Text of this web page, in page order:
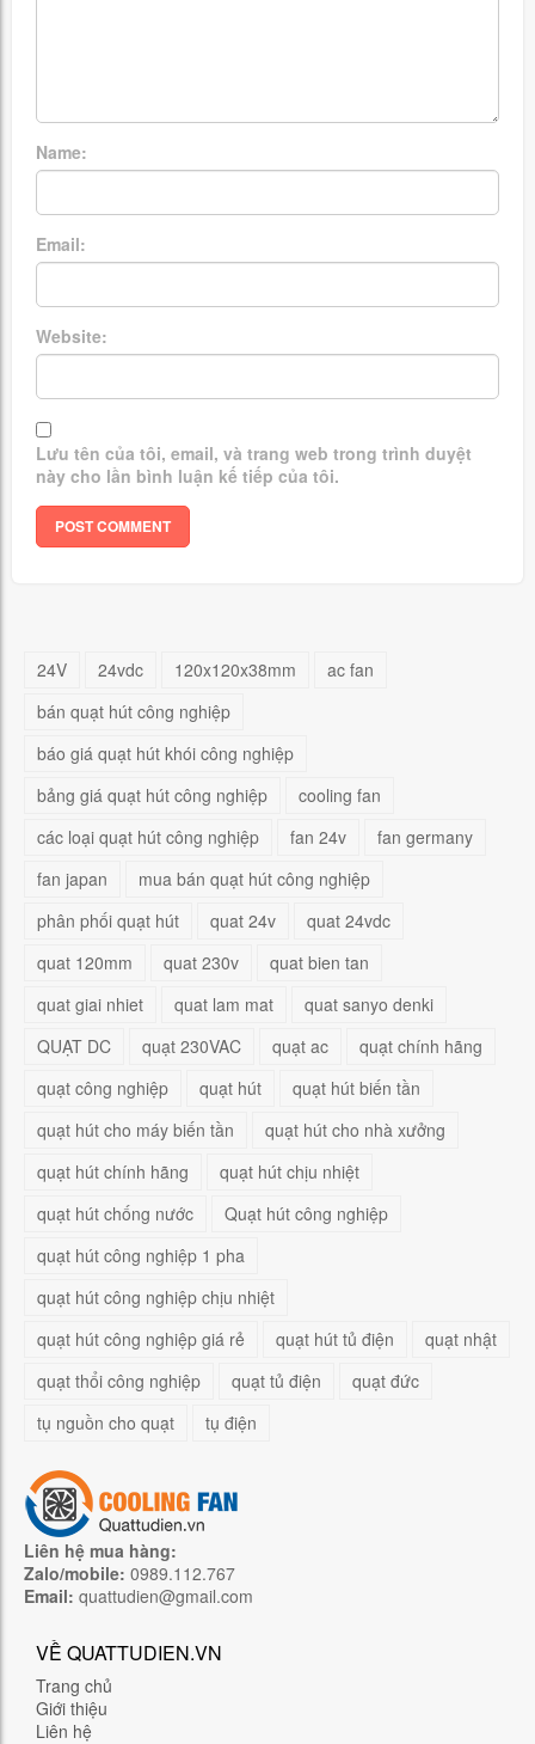
Name:
Email:
Website:
Lưu tên của tôi, email, và trang web trong trình duyệt
này cho lần bình luận kế tiếp của tôi.
24V 24vdc 120x120x38mm
ac fan
bán quạt hút công nghiệp
báo giá quạt hút khói công nghiệp
bảng giá quạt hút công nghiệp
cooling fan
các loại quạt hút công nghiệp
fan 24v
fan germany
fan japan
mua bán quạt hút công nghiệp
phân phối quạt hút
quat 24v
quat 24vdc
quat 120mm
quat 230v
quat bien tan
quat giai nhiet
quat lam mat
quat sanyo denki
QUẠT DC
quạt 230VAC quạt ac
quạt chính hãng
quạt công nghiệp
quạt hút
quạt hút biến tần
quạt hút cho máy biến tần
quạt hút cho nhà xưởng
quạt hút chính hãng
quạt hút chịu nhiệt
quạt hút chống nước
Quạt hút công nghiệp
quạt hút công nghiệp 1 pha
quạt hút công nghiệp chịu nhiệt
quạt hút công nghiệp giá rẻ
quạt hút tủ điện
quạt nhật
quạt thổi công nghiệp
quạt tủ điện
quạt đức
tụ nguồn cho quạt
tụ điện
Liên hệ mua hàng:
Zalo/mobile: 0989.112.767
Email: quattudien@gmail.com
VỀ QUATTUDIEN.VN
Trang chủ
Giới thiệu
Liên hệ